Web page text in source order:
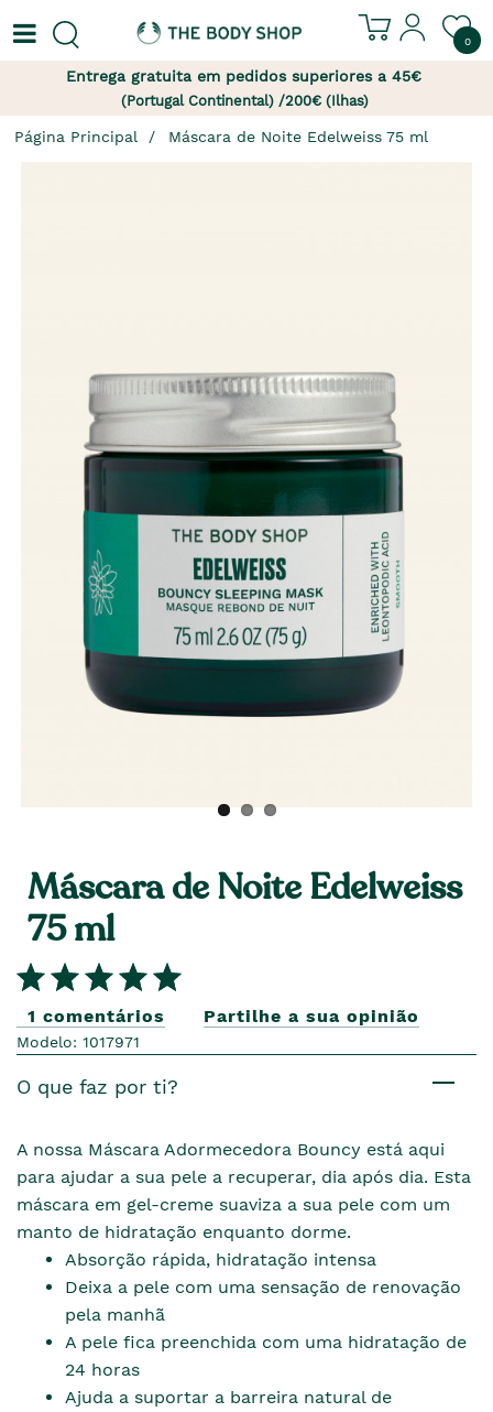
0
Entrega gratuita em pedidos superiores a 45€
(Portugal Continental) /200€ (Ilhas)
Página Principal Máscara de Noite Edelweiss 75 ml
Máscara de Noite Edelweiss
75 ml
1 comentários Partilhe a sua opinião
Modelo: 1017971
O que faz por ti?
A nossa Máscara Adormecedora Bouncy está aqui
para ajudar a sua pele a recuperar, dia após dia. Esta
máscara em gel-creme suaviza a sua pele com um
manto de hidratação enquanto dorme.
Absorção rápida, hidratação intensa
Deixa a pele com uma sensação de renovação
pela manhã
A pele fica preenchida com uma hidratação de
24 horas
Ajuda a suportar a barreira natural de